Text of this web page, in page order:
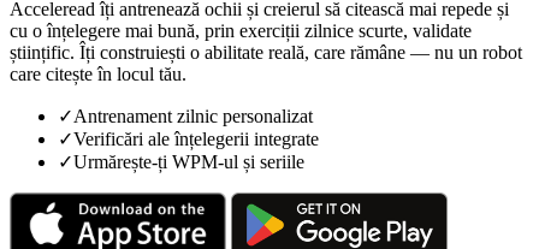
Acceleread îți antrenează ochii și creierul să citească mai repede și
cu o înțelegere mai bună, prin exerciții zilnice scurte, validate
științific. Îți construiești o abilitate reală, care rămâne — nu un robot
care citește în locul tău.
✓Antrenament zilnic personalizat
✓Verificări ale înțelegerii integrate
✓Urmărește-ți WPM-ul și seriile